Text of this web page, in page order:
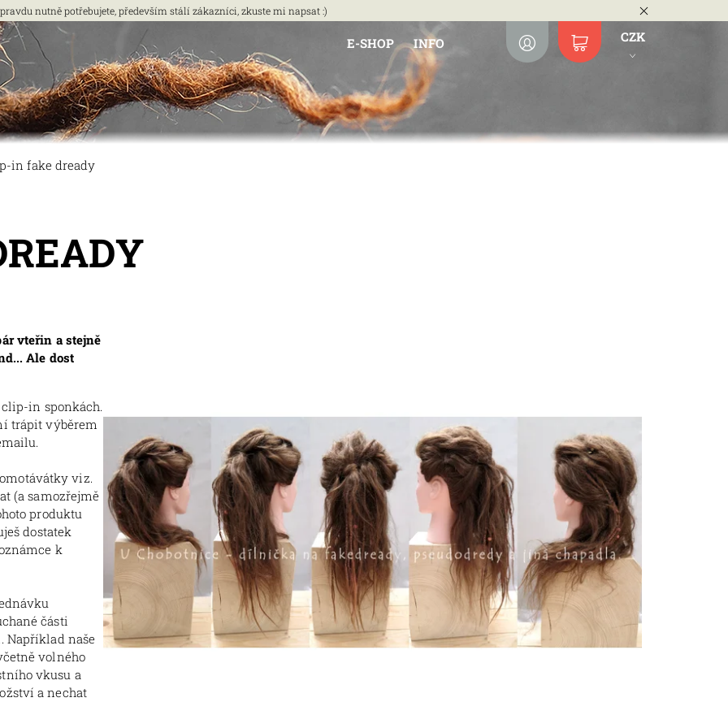
nutně potřebujete, především stálí zákazníci, zkuste mi napsat :)
E-SHOP INFO CZK
in fake dready
vteřin a stejně
Ale dost
clip-in sponkách.
trápit výběrem
viz.
(a samozřejmě
produktu
dostatek
k
části
Například naše
volného
vkusu a
a nechat